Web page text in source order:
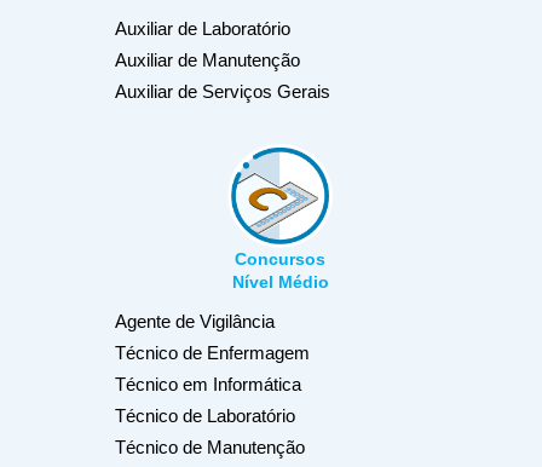
Auxiliar de Laboratório
Auxiliar de Manutenção
Auxiliar de Serviços Gerais
Concursos
Nível Médio
Agente de Vigilância
Técnico de Enfermagem
Técnico em Informática
Técnico de Laboratório
Técnico de Manutenção